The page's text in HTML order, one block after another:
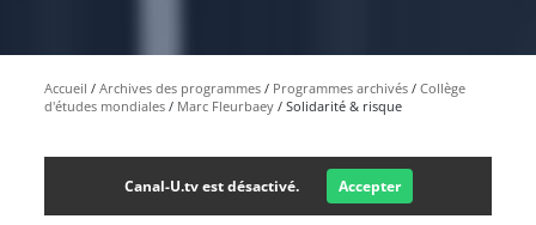
Accueil Archives des programmes Programmes archivés
Collège
d'études mondiales
Marc Fleurbaey Solidarité & risque
Canal-U.tv est désactivé. Accepter